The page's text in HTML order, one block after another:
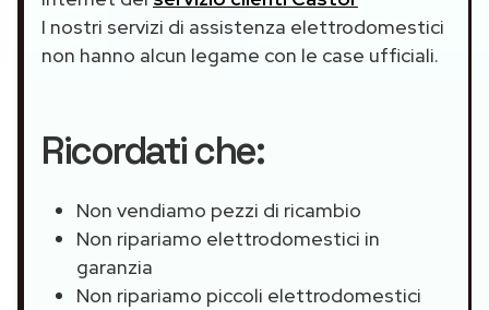
I nostri servizi di assistenza elettrodomestici
non hanno alcun legame con le case ufficiali.
Ricordati che:
Non vendiamo pezzi di ricambio
Non ripariamo elettrodomestici in
garanzia
Non ripariamo piccoli elettrodomestici